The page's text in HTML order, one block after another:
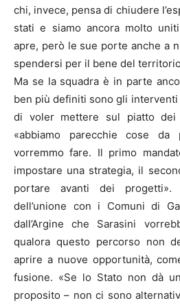
chi, invece, pensa di chiudere
stati e siamo ancora molto
apre, però le sue porte anche a
spendersi per il bene del
Ma se la squadra è in parte
ben più definiti sono gli
di voler mettere sul piatto dei
«abbiamo parecchie cose
vorremmo fare. Il primo
impostare una strategia, il
portare avanti dei
dell’unione con i Comuni di
dall’Argine che Sarasini
qualora questo percorso non
aprire a nuove opportunità,
fusione. «Se lo Stato non dà
proposito – non ci sono